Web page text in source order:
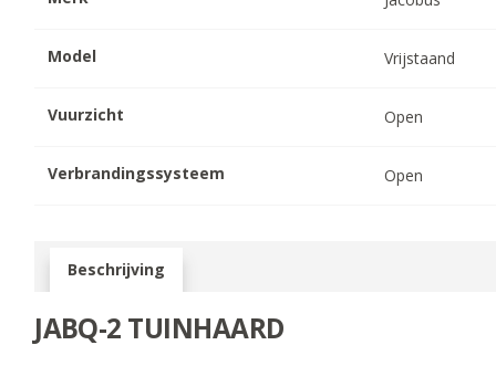
Model Vrijstaand
Vuurzicht Open
Verbrandingssysteem Open
Beschrijving
JABQ-2 TUINHAARD